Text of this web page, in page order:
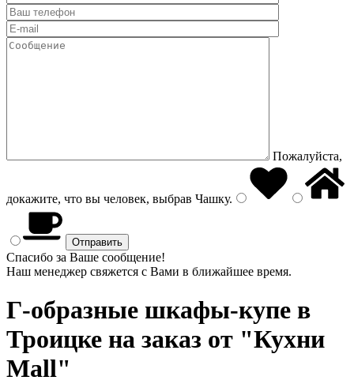
Пожалуйста,
докажите, что вы человек, выбрав Чашку.
Спасибо за Ваше сообщение!
Наш менеджер свяжется с Вами в ближайшее время.
Г-образные шкафы-купе в
Троицке на заказ от "Кухни
Mall"